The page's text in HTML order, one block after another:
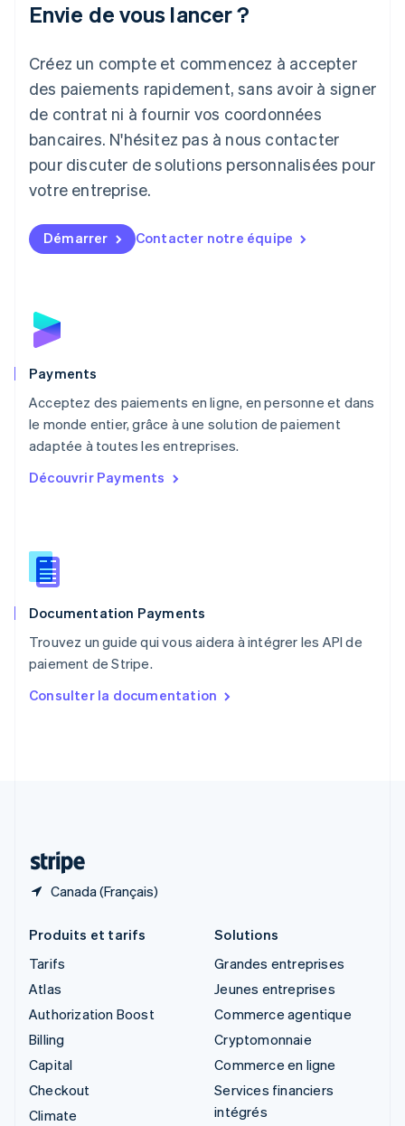
Envie de vous lancer ?
Créez un compte et commencez à accepter
des paiements rapidement, sans avoir à signer
de contrat ni à fournir vos coordonnées
bancaires. N'hésitez pas à nous contacter
pour discuter de solutions personnalisées pour
votre entreprise.
Démarrer Contacter notre équipe
Payments
Acceptez des paiements en ligne, en personne et dans
le monde entier, grâce à une solution de paiement
adaptée à toutes les entreprises.
Découvrir Payments
Documentation Payments
Trouvez un guide qui vous aidera à intégrer les API de
paiement de Stripe.
Consulter la documentation
Canada (Français)
Japon
Lettonie
English
Liechtenstein
DeutschEnglish
Lituanie
Luxembourg
FrançaisDeutschEnglish
English简体中文
Malte
Norvège
English
English
NederlandsEnglish
Pologne
English
PortuguêsEnglish
English
Roumanie
Royaume-Uni
Singapour
English 简体中文
English
Produits et tarifs
Tarifs
Atlas
Authorization Boost
Billing
Capital
Checkout
Climate
Solutions
Grandes entreprises
Jeunes entreprises
Commerce agentique
Cryptomonnaie
Commerce en ligne
Services financiers
intégrés